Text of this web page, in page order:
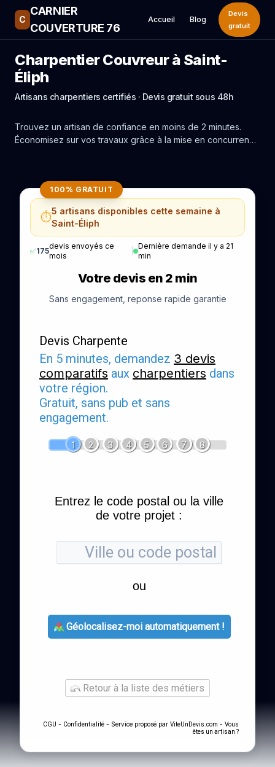
C
CARNIER
COUVERTURE 76
Accueil Blog
Devis
gratuit
Charpentier Couvreur à Saint-
Éliph
Artisans charpentiers certifiés · Devis gratuit sous 48h
Trouvez un artisan de confiance en moins de 2 minutes.
Économisez sur vos travaux grâce à la mise en concurrence
100% GRATUIT
⏱️5 artisans disponibles cette semaine à
Saint-Éliph
✅175
devis envoyés ce
mois
|
Dernière demande il y a 21
min
Votre devis en 2 min
Sans engagement, reponse rapide garantie
Devis Charpente
En 5 minutes, demandez 3 devis
comparatifs aux charpentiers dans
votre région.
Gratuit, sans pub et sans
engagement.
1 2 3 4 5 6 7 8
Entrez le code postal ou la ville
de votre projet :
ou
Géolocalisez-moi automatiquement !
Retour à la liste des métiers
CGU - Confidentialité - Service proposé par ViteUnDevis.com - Vous
êtes un artisan ?